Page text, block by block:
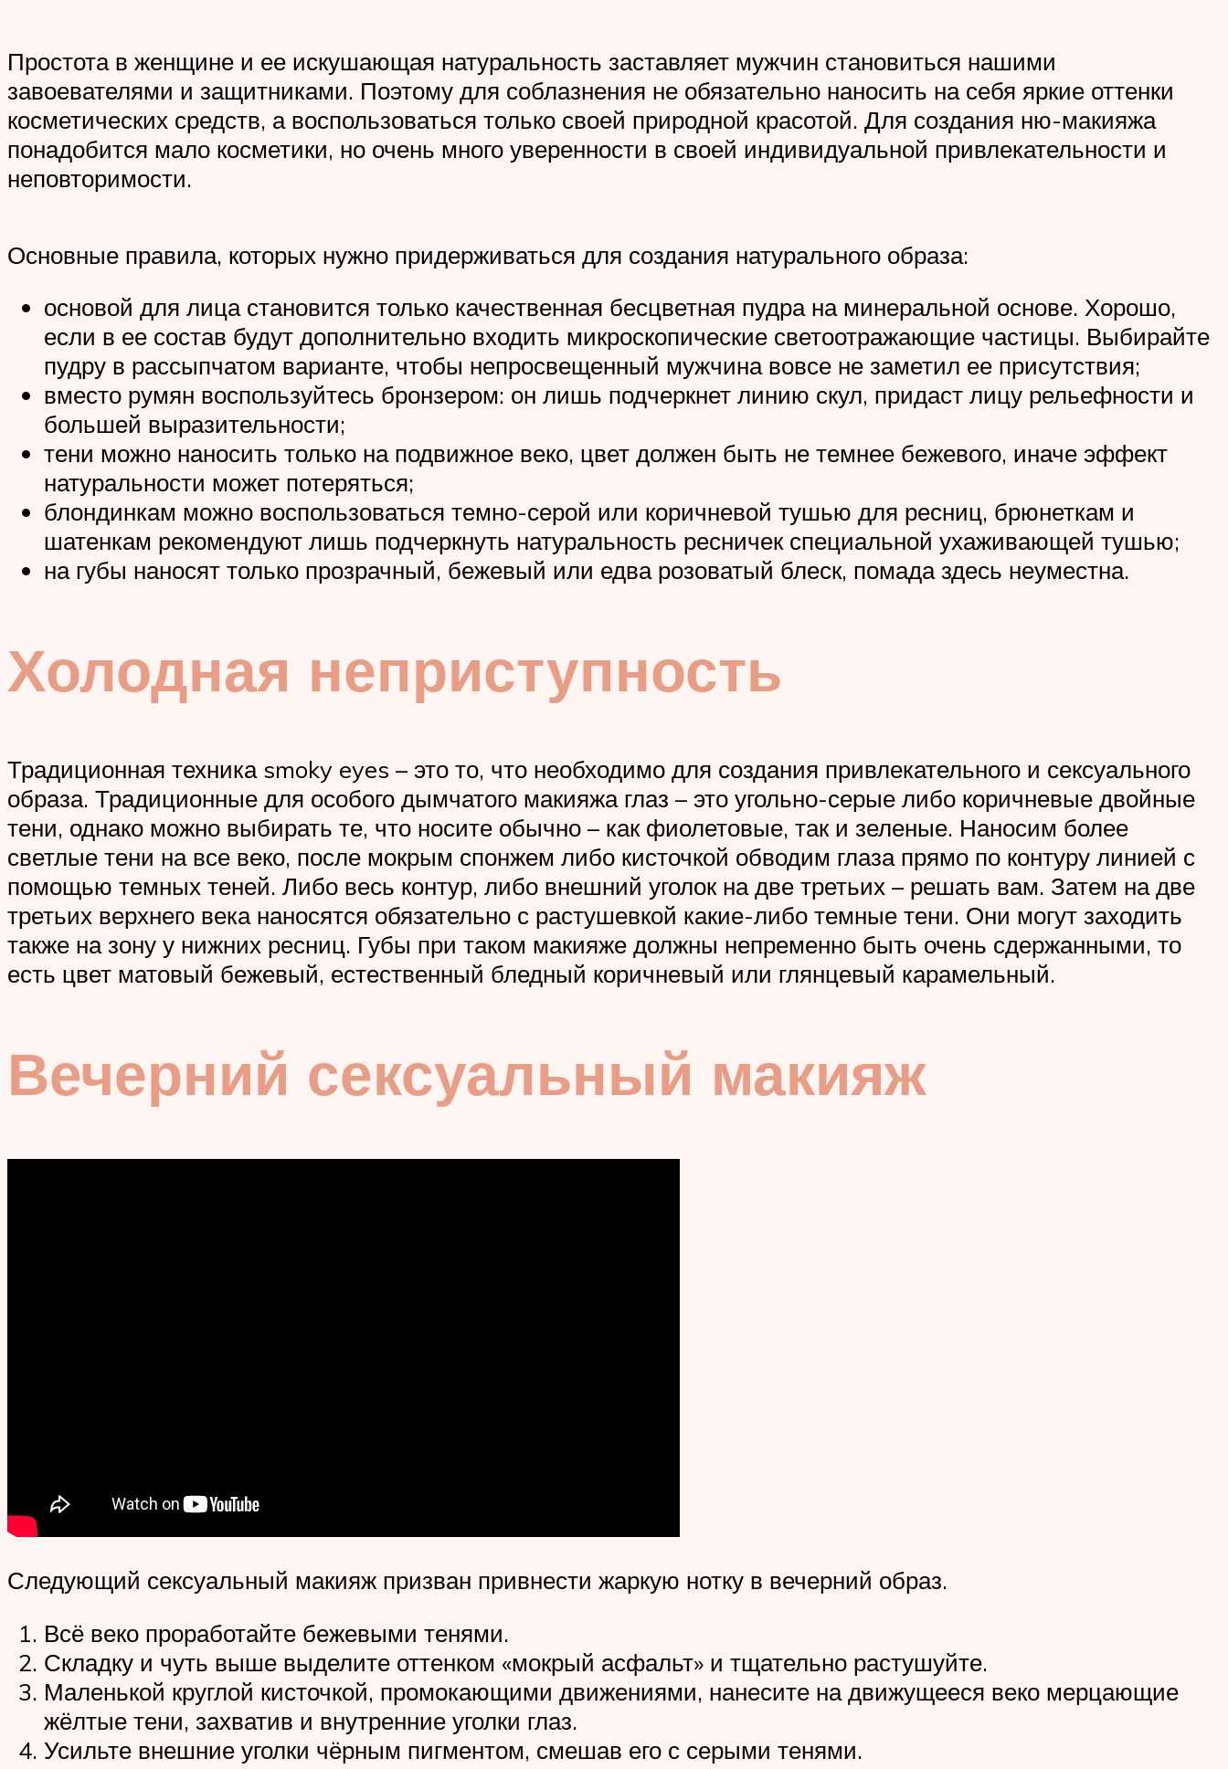
Простота в женщине и ее искушающая натуральность заставляет мужчин становиться нашими
завоевателями и защитниками. Поэтому для соблазнения не обязательно наносить на себя яркие оттенки
косметических средств, а воспользоваться только своей природной красотой. Для создания ню-макияжа
понадобится мало косметики, но очень много уверенности в своей индивидуальной привлекательности и
неповторимости.
Основные правила, которых нужно придерживаться для создания натурального образа:
основой для лица становится только качественная бесцветная пудра на минеральной основе. Хорошо,
если в ее состав будут дополнительно входить микроскопические светоотражающие частицы. Выбирайте
пудру в рассыпчатом варианте, чтобы непросвещенный мужчина вовсе не заметил ее присутствия;
вместо румян воспользуйтесь бронзером: он лишь подчеркнет линию скул, придаст лицу рельефности и
большей выразительности;
тени можно наносить только на подвижное веко, цвет должен быть не темнее бежевого, иначе эффект
натуральности может потеряться;
блондинкам можно воспользоваться темно-серой или коричневой тушью для ресниц, брюнеткам и
шатенкам рекомендуют лишь подчеркнуть натуральность ресничек специальной ухаживающей тушью;
на губы наносят только прозрачный, бежевый или едва розоватый блеск, помада здесь неуместна.
Холодная неприступность
Традиционная техника smoky eyes – это то, что необходимо для создания привлекательного и сексуального
образа. Традиционные для особого дымчатого макияжа глаз – это угольно-серые либо коричневые двойные
тени, однако можно выбирать те, что носите обычно – как фиолетовые, так и зеленые. Наносим более
светлые тени на все веко, после мокрым спонжем либо кисточкой обводим глаза прямо по контуру линией с
помощью темных теней. Либо весь контур, либо внешний уголок на две третьих – решать вам. Затем на две
третьих верхнего века наносятся обязательно с растушевкой какие-либо темные тени. Они могут заходить
также на зону у нижних ресниц. Губы при таком макияже должны непременно быть очень сдержанными, то
есть цвет матовый бежевый, естественный бледный коричневый или глянцевый карамельный.
Вечерний сексуальный макияж
Следующий сексуальный макияж призван привнести жаркую нотку в вечерний образ.
Всё веко проработайте бежевыми тенями.
Складку и чуть выше выделите оттенком «мокрый асфальт» и тщательно растушуйте.
Маленькой круглой кисточкой, промокающими движениями, нанесите на движущееся веко мерцающие
жёлтые тени, захватив и внутренние уголки глаз.
Усильте внешние уголки чёрным пигментом, смешав его с серыми тенями.